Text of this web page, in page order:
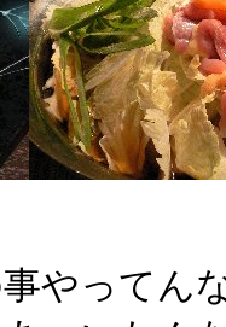
やってん